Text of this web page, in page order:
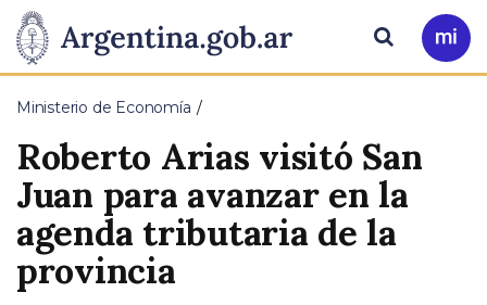
Presidencia
de
la
Nación
Pasar al contenido principal
Ir
a
Buscar
Ministerio de Economía
Roberto Arias visitó San
Juan para avanzar en la
agenda tributaria de la
provincia